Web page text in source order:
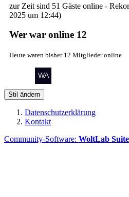
zur Zeit sind 51 Gäste online -
2025 um 12:44)
Wer war online 12
Heute waren bisher 12 Mitglieder online
Stil ändern
Datenschutzerklärung
Kontakt
Community-Software: WoltLab